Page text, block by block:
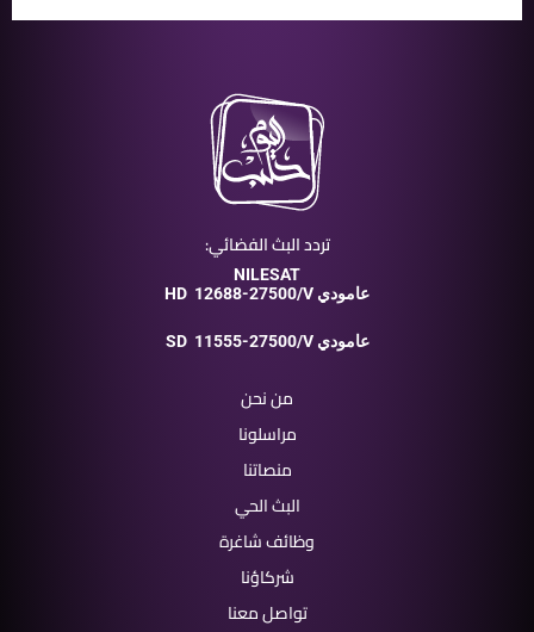
تردد البث الفضائي:
NILESAT
HD
12688-27500/V عامودي
SD 11555-27500/V عامودي
من نحن
مراسلونا
منصاتنا
البث الحي
وظائف شاغرة
شركاؤنا
تواصل معنا